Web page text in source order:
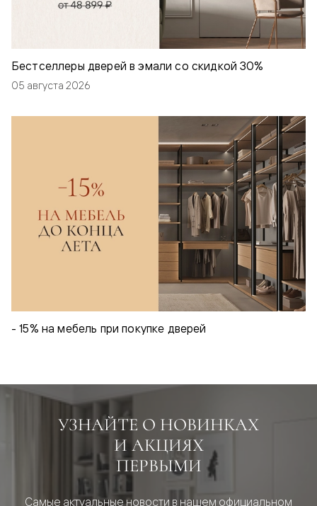
Бестселлеры дверей в эмали со скидкой 30%
05 августа 2026
- 15% на мебель при покупке дверей
УЗНАЙТЕ О НОВИНКАХ
И АКЦИЯХ
ПЕРВЫМИ
Самые актуальные новости в нашем официальном